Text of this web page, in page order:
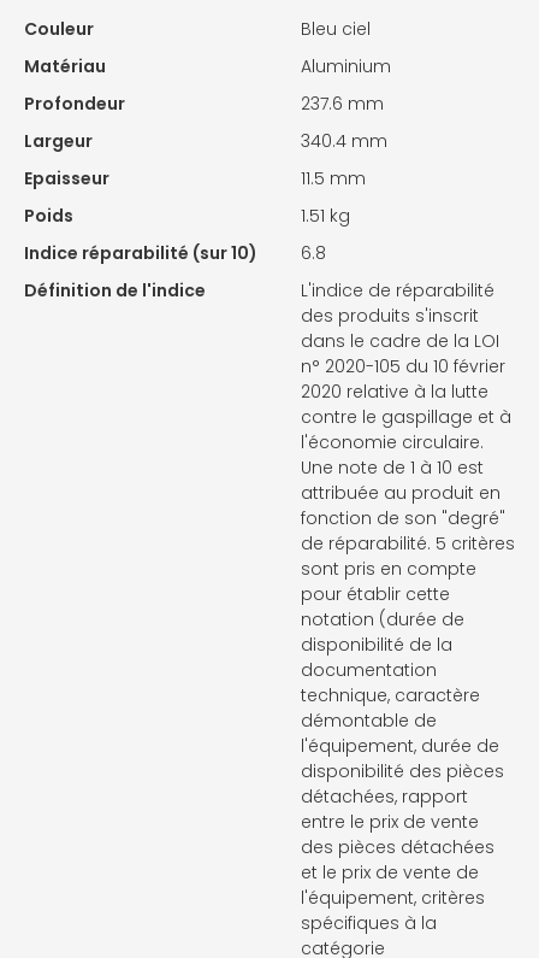
Couleur
Bleu ciel
Matériau
Aluminium
Profondeur
237.6 mm
Largeur
340.4 mm
Epaisseur
11.5 mm
Poids
1.51 kg
Indice réparabilité (sur 10)
6.8
Définition de l'indice
L'indice de réparabilité
des produits s'inscrit
dans le cadre de la LOI
n° 2020-105 du 10 février
2020 relative à la lutte
contre le gaspillage et à
l'économie circulaire.
Une note de 1 à 10 est
attribuée au produit en
fonction de son "degré"
de réparabilité. 5 critères
sont pris en compte
pour établir cette
notation (durée de
disponibilité de la
documentation
technique, caractère
démontable de
l'équipement, durée de
disponibilité des pièces
détachées, rapport
entre le prix de vente
des pièces détachées
et le prix de vente de
l'équipement, critères
spécifiques à la
catégorie